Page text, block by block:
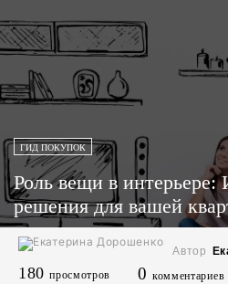
ГИД ПОКУПОК
Роль вещи в интерьере:
решения для вашей
Автор
180 просмотров 0 комментариев